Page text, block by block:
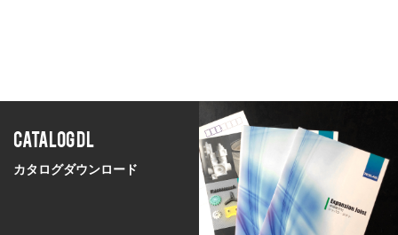
CATALOG DL
カタログダウンロード